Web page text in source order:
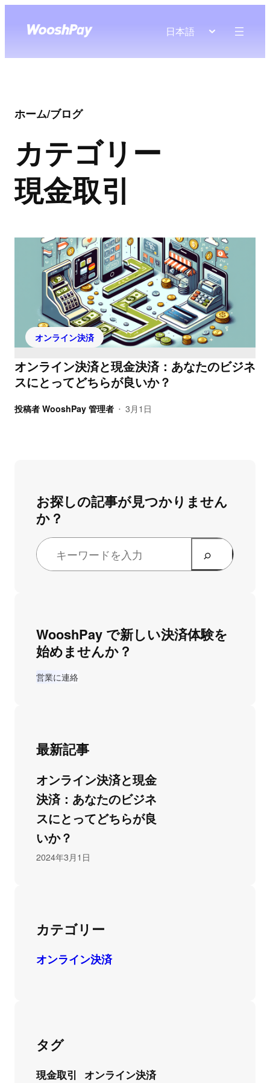
日本語
ホーム/ブログ
カテゴリー
現金取引
オンライン決済
オンライン決済と現金決済：あなたのビジネ
スにとってどちらが良いか？
投稿者 WooshPay 管理者 • 3月1日
お探しの記事が見つかりません
か？
WooshPay で新しい決済体験を
始めませんか？
営業に連絡
最新記事
オンライン決済と現金
決済：あなたのビジネ
スにとってどちらが良
いか？
2024年3月1日
カテゴリー
オンライン決済
タグ
現金取引 オンライン決済